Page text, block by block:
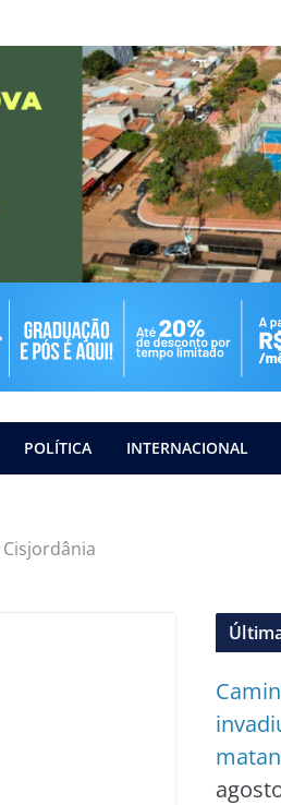
POLÍTICA INTERNACIONAL